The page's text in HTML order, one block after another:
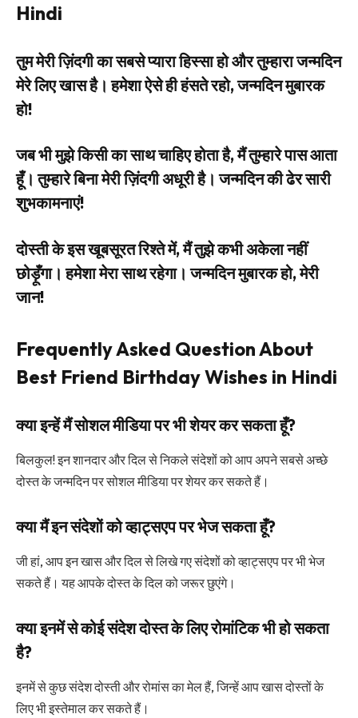
Hindi
तुम मेरी ज़िंदगी का सबसे प्यारा हिस्सा हो और तुम्हारा जन्मदिन
मेरे लिए खास है। हमेशा ऐसे ही हंसते रहो, जन्मदिन मुबारक
हो!
जब भी मुझे किसी का साथ चाहिए होता है, मैं तुम्हारे पास आता
हूँ। तुम्हारे बिना मेरी ज़िंदगी अधूरी है। जन्मदिन की ढेर सारी
शुभकामनाएं!
दोस्ती के इस खूबसूरत रिश्ते में, मैं तुझे कभी अकेला नहीं
छोड़ूँगा। हमेशा मेरा साथ रहेगा। जन्मदिन मुबारक हो, मेरी
जान!
Frequently Asked Question About
Best Friend Birthday Wishes in Hindi
क्या इन्हें मैं सोशल मीडिया पर भी शेयर कर सकता हूँ?
बिलकुल! इन शानदार और दिल से निकले संदेशों को आप अपने सबसे अच्छे
दोस्त के जन्मदिन पर सोशल मीडिया पर शेयर कर सकते हैं।
क्या मैं इन संदेशों को व्हाट्सएप पर भेज सकता हूँ?
जी हां, आप इन खास और दिल से लिखे गए संदेशों को व्हाट्सएप पर भी भेज
सकते हैं। यह आपके दोस्त के दिल को जरूर छुएंगे।
क्या इनमें से कोई संदेश दोस्त के लिए रोमांटिक भी हो सकता
है?
इनमें से कुछ संदेश दोस्ती और रोमांस का मेल हैं, जिन्हें आप खास दोस्तों के
लिए भी इस्तेमाल कर सकते हैं।